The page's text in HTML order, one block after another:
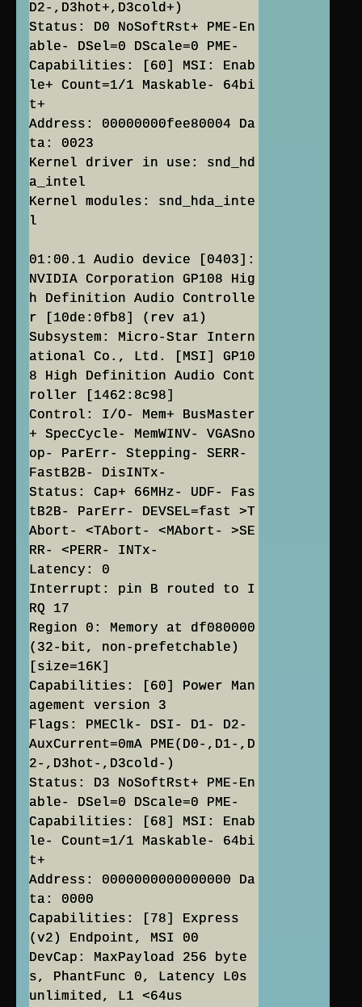
D2-,D3hot+,D3cold+)
Status: D0 NoSoftRst+ PME-En
able- DSel=0 DScale=0 PME-
Capabilities: [60] MSI: Enab
le+ Count=1/1 Maskable- 64bi
t+
Address: 00000000fee80004 Da
ta: 0023
Kernel driver in use: snd_hd
a_intel
Kernel modules: snd_hda_inte
l
01:00.1 Audio device [0403]:
NVIDIA Corporation GP108 Hig
h Definition Audio Controlle
r [10de:0fb8] (rev a1)
Subsystem: Micro-Star Intern
ational Co., Ltd. [MSI] GP10
8 High Definition Audio Cont
roller [1462:8c98]
Control: I/O- Mem+ BusMaster
+ SpecCycle- MemWINV- VGASno
op- ParErr- Stepping- SERR-
FastB2B- DisINTx-
Status: Cap+ 66MHz- UDF- Fas
tB2B- ParErr- DEVSEL=fast >T
Abort- <TAbort- <MAbort- >SE
RR- <PERR- INTx-
Latency: 0
Interrupt: pin B routed to I
RQ 17
Region 0: Memory at df080000
(32-bit, non-prefetchable)
[size=16K]
Capabilities: [60] Power Man
agement version 3
Flags: PMEClk- DSI- D1- D2-
AuxCurrent=0mA PME(D0-,D1-,D
2-,D3hot-,D3cold-)
Status: D3 NoSoftRst+ PME-En
able- DSel=0 DScale=0 PME-
Capabilities: [68] MSI: Enab
le- Count=1/1 Maskable- 64bi
t+
Address: 0000000000000000 Da
ta: 0000
Capabilities: [78] Express
(v2) Endpoint, MSI 00
DevCap: MaxPayload 256 byte
s, PhantFunc 0, Latency L0s
unlimited, L1 <64us